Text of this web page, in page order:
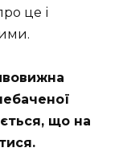
це і
що на